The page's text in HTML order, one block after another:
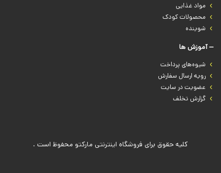
مواد غذایی
محصولات کودک
شوینده
آموزش ها
شیوه‌های پرداخت
رویه ارسال سفارش
عضویت در سایت
گزارش تخلف
کلیه حقوق برای فروشگاه اینترنتی مارکتو محفوظ است .